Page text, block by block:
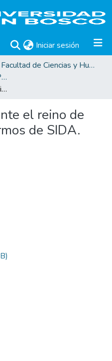
Iniciar sesión (current)
Facultad de Ciencias y Humanidades
Profesorado en Teología Pastoral
Como hacer presente el reino de Dios con los enfermos de SIDA.
el reino de
de SIDA.